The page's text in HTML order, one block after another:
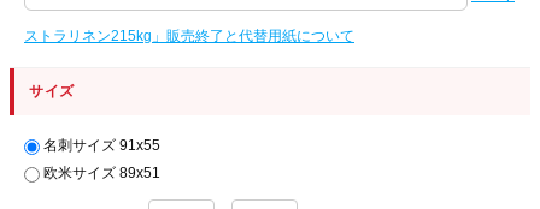
ストラリネン215kg」販売終了と代替用紙について
サイズ
名刺サイズ 91x55
欧米サイズ 89x51